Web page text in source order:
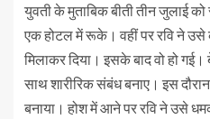
युवती के मुताबिक बीती तीन जुलाई को
एक होटल में रूके। वहीं पर रवि ने उसे
मिलाकर दिया। इसके बाद वो हो
साथ शारीरिक संबंध बनाए। इस
बनाया। होश में आने पर रवि ने उसे